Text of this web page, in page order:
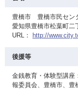
豊橋市 豊橋市民セン
愛知県豊橋市松葉町二
URL：
http://
後援等
金銭教育・体験型講座
報委員会、豊橋市、豊